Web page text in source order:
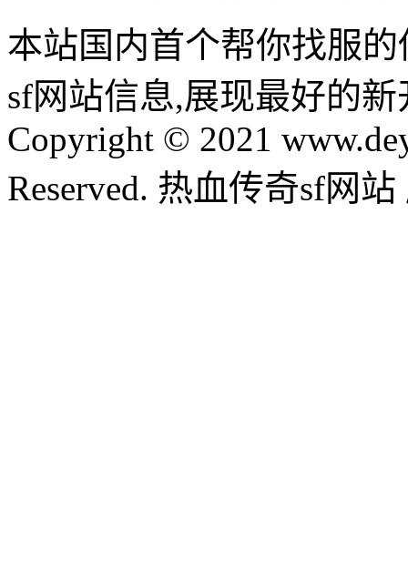
本站国内首个帮你找服
sf网站信息,展现最好的
Copyright © 2021
Reserved. 热血传奇sf网